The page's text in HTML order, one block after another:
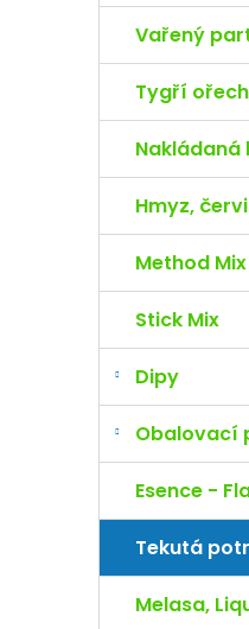
l
Vařený
Tygří ořech
Nakládaná
Hmyz,
Method Mix
Stick Mix
Dipy
Obalovací
Esence -
Tekutá
Melasa,